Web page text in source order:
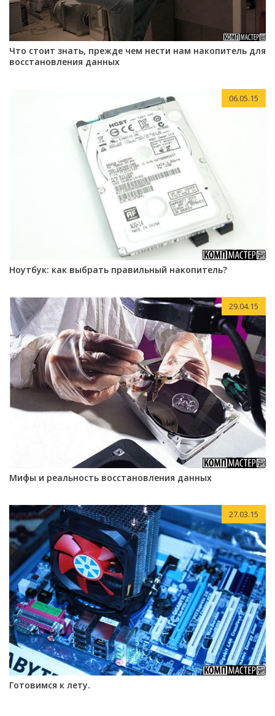
Что стоит знать, прежде чем нести нам накопитель для
восстановления данных
06.05.15
Ноутбук: как выбрать правильный накопитель?
29.04.15
Мифы и реальность восстановления данных
27.03.15
Готовимся к лету.